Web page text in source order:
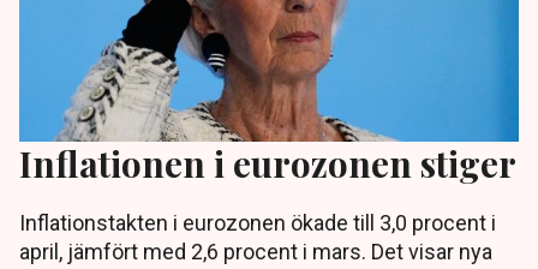
Inflationen i eurozonen stiger
Inflationstakten i eurozonen ökade till 3,0 procent i
april, jämfört med 2,6 procent i mars. Det visar nya